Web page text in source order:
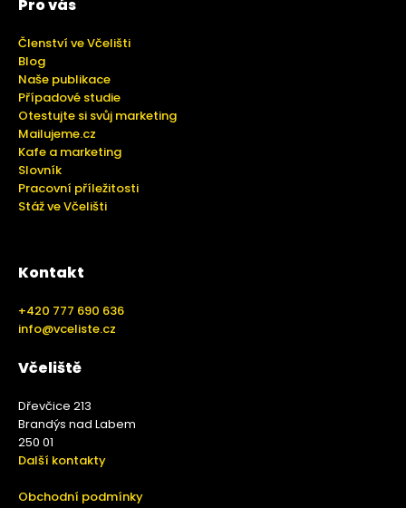
Pro vás
Členství ve Včelišti
Blog
Naše publikace
Případové studie
Otestujte si svůj marketing
Mailujeme.cz
Kafe a marketing
Slovník
Pracovní příležitosti
Stáž ve Včelišti
Kontakt
+420 777 690 636
info@vceliste.cz
Včeliště
Dřevčice 213
Brandýs nad Labem
250 01
Další kontakty
Obchodní podmínky